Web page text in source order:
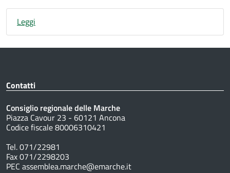
Leggi
Contatti
Consiglio regionale delle Marche
Piazza Cavour 23 - 60121 Ancona
Codice fiscale 80006310421
Tel. 071/22981
Fax 071/2298203
PEC assemblea.marche@emarche.it